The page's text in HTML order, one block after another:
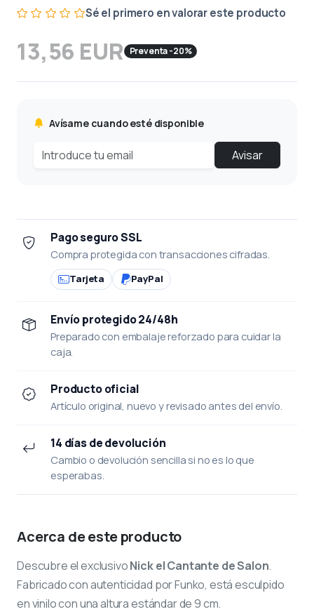
Sé el primero en valorar este producto
13,56 EUR Preventa -20%
Avísame cuando esté disponible
Avisar
Pago seguro SSL
Compra protegida con transacciones cifradas.
Tarjeta PayPal
Envío protegido 24/48h
Preparado con embalaje reforzado para cuidar la
caja.
Producto oficial
Artículo original, nuevo y revisado antes del envío.
14 días de devolución
Cambio o devolución sencilla si no es lo que
esperabas.
Acerca de este producto
Descubre el exclusivoNick el Cantante de Salon.
Fabricado con autenticidad por Funko, está esculpido
en vinilo con una altura estándar de 9 cm.